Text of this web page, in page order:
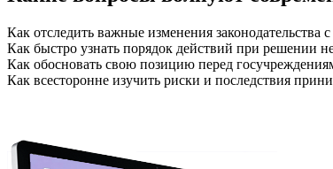
Как отследить важные изменения
Как быстро узнать порядок действий при решении
Как обосновать свою позицию перед
Как всесторонне изучить риски и последствия